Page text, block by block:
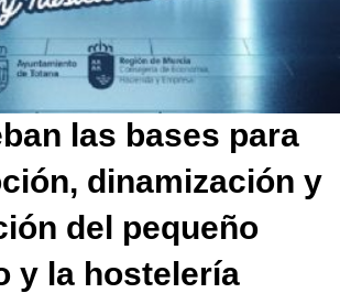
las bases para
dinamización y
del pequeño
y la hostelería